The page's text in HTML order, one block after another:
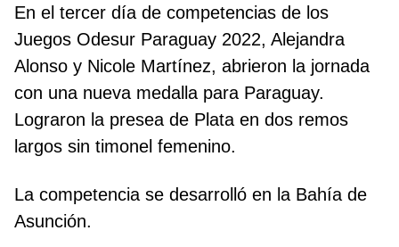
En el tercer día de competencias de los
Juegos Odesur Paraguay 2022, Alejandra
Alonso y Nicole Martínez, abrieron la jornada
con una nueva medalla para Paraguay.
Lograron la presea de Plata en dos remos
largos sin timonel femenino.
La competencia se desarrolló en la Bahía de
Asunción.